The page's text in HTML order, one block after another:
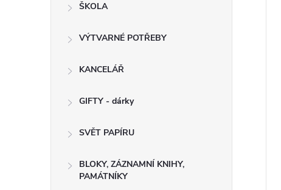
ŠKOLA
VÝTVARNÉ POTŘEBY
KANCELÁŘ
GIFTY - dárky
SVĚT PAPÍRU
BLOKY, ZÁZNAMNÍ KNIHY,
PAMÁTNÍKY
Permanentní popisovač hnědý
20938.02